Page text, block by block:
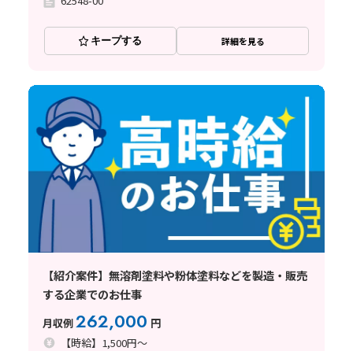
キープする 詳細を見る
【紹介案件】無溶剤塗料や粉体塗料などを製造・販売
する企業でのお仕事
月収例262,000 円
【時給】1,500円～